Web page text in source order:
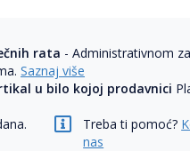
rata - Administrativnom
Saznaj više
u bilo kojoj prodavnici
Treba ti pomoć?
nas